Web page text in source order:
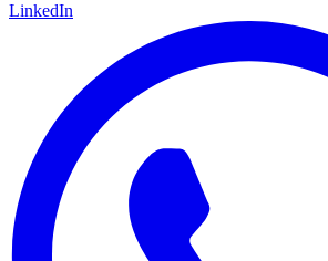
LinkedIn